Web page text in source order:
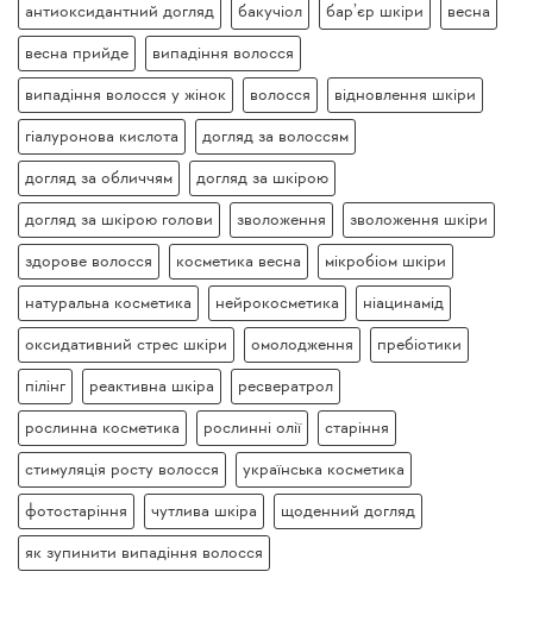
антиоксидантний догляд бакучіол бар’єр шкіри весна
весна прийде випадіння волосся
випадіння волосся у жінок волосся відновлення шкіри
гіалуронова кислота догляд за волоссям
догляд за обличчям догляд за шкірою
догляд за шкірою голови зволоження зволоження шкіри
здорове волосся косметика весна мікробіом шкіри
натуральна косметика нейрокосметика ніацинамід
оксидативний стрес шкіри омолодження пребіотики
пілінг реактивна шкіра ресвератрол
рослинна косметика рослинні олії старіння
стимуляція росту волосся українська косметика
фотостаріння чутлива шкіра щоденний догляд
як зупинити випадіння волосся